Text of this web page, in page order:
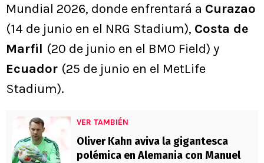
Mundial 2026, donde enfrentará a Curazao
(14 de junio en el NRG Stadium), Costa de
Marfil (20 de junio en el BMO Field) y
Ecuador (25 de junio en el MetLife
Stadium).
VER TAMBIÉN
Oliver Kahn aviva la gigantesca
polémica en Alemania con Manuel